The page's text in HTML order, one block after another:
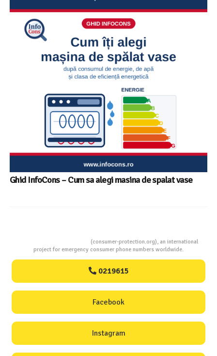
Ghid InfoCons – Cum sa alegi masina de spalat vase
(consumer-protection.org), an international
project for emergency consumer phone numbers worldwide.
0219615
Facebook
Instagram